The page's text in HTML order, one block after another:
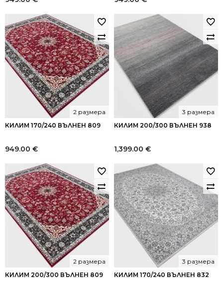
КИЛИМ 170/240 ВЪЛНЕН 809
2 размера
949.00 €
КИЛИМ 200/300 ВЪЛНЕН 938
3 размера
1,399.00 €
КИЛИМ 200/300 ВЪЛНЕН 809
2 размера
КИЛИМ 170/240 ВЪЛНЕН 832
3 размера